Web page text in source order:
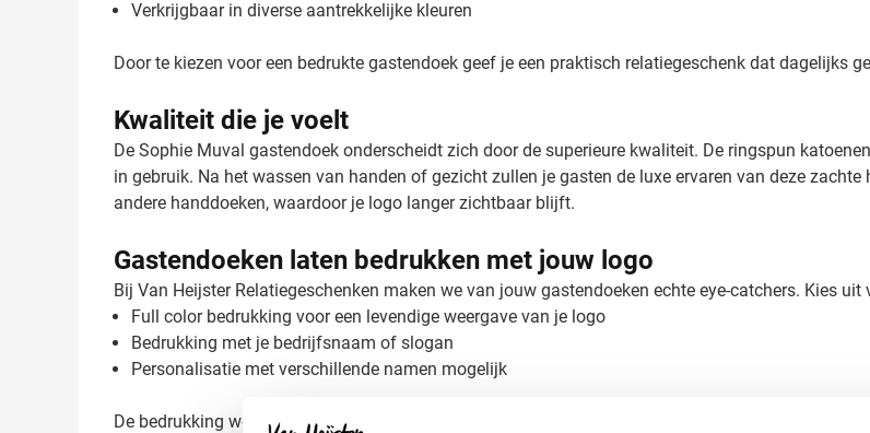
Verkrijgbaar in diverse aantrekkelijke kleuren
Door te kiezen voor een bedrukte gastendoek geef je een praktisch relatiegeschenk dat dagelijks
Kwaliteit die je voelt
De Sophie Muval gastendoek onderscheidt zich door de superieure kwaliteit. De ringspun
in gebruik. Na het wassen van handen of gezicht zullen je gasten de luxe ervaren van deze
andere handdoeken, waardoor je logo langer zichtbaar blijft.
Gastendoeken laten bedrukken met jouw logo
Bij Van Heijster Relatiegeschenken maken we van jouw gastendoeken echte eye-catchers. Kies uit
Full color bedrukking voor een levendige weergave van je logo
Bedrukking met je bedrijfsnaam of slogan
Personalisatie met verschillende namen mogelijk
De bedrukking wordt met zorg aangebracht zodat je logo perfect tot zijn recht komt op de zachte